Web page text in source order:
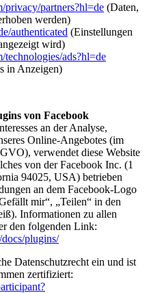
privacy/partners?hl=de (Daten,
werden)
authenticated (Einstellungen
wird)
technologies/ads?hl=de
in Anzeigen)
von Facebook
an der Analyse,
Online-Angebotes (im
verwendet diese Website
von der Facebook Inc. (1
94025, USA) betrieben
an dem Facebook-Logo
mir“, „Teilen“ in den
Informationen zu allen
den folgenden Link:
plugins/
Datenschutzrecht ein und ist
zertifiziert: